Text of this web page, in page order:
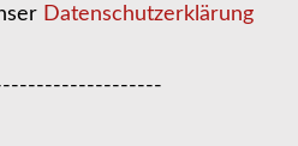
Datenschutzerklärung